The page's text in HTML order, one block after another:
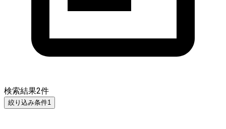
検索結果2件
絞り込み条件1